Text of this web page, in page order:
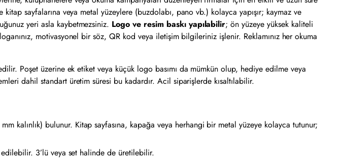
kitap sayfalarına veya metal yüzeylere (buzdolabı, pano vb.) kolayca yapışır; kaymaz ve
yeri asla kaybetmezsiniz. Logo ve resim baskı yapılabilir; ön yüzeye yüksek kaliteli
motivasyonel bir söz, QR kod veya iletişim bilgileriniz işlenir. Reklamınız her okuma
Poşet üzerine ek etiket veya küçük logo basımı da mümkün olup, hediye edilme veya
dahil standart üretim süresi bu kadardır. Acil siparişlerde kısaltılabilir.
kalınlık) bulunur. Kitap sayfasına, kapağa veya herhangi bir metal yüzeye kolayca tutunur;
3’lü veya set halinde de üretilebilir.